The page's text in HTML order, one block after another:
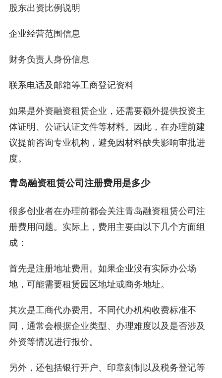
股东出资比例说明
企业经营范围信息
财务负责人身份信息
联系电话及邮箱等工商登记资料
如果是外资融资租赁企业，还需要额外提供投资主
体证明、公证认证文件等材料。因此，在办理前建
议提前咨询专业机构，避免因材料缺失影响审批进
度。
青岛融资租赁公司注册费用是多少
很多创业者在办理前都会关注青岛融资租赁公司注
册费用问题。实际上，费用主要由以下几个方面组
成：
首先是注册地址费用。如果企业没有实际办公场
地，可能需要租赁园区地址或商务地址。
其次是工商代办费用。不同代办机构收费标准不
同，通常会根据企业类型、办理难度以及是否涉及
外资等情况进行报价。
另外，还包括银行开户、印章刻制以及税务登记等